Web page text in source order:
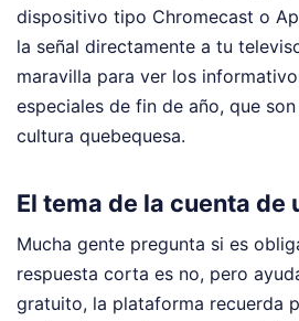
dispositivo tipo Chromecast o
la señal directamente a tu
maravilla para ver los
especiales de fin de año, que
cultura quebequesa.
El tema de la cuenta de
Mucha gente pregunta si es
respuesta corta es no, pero
gratuito, la plataforma recuerda